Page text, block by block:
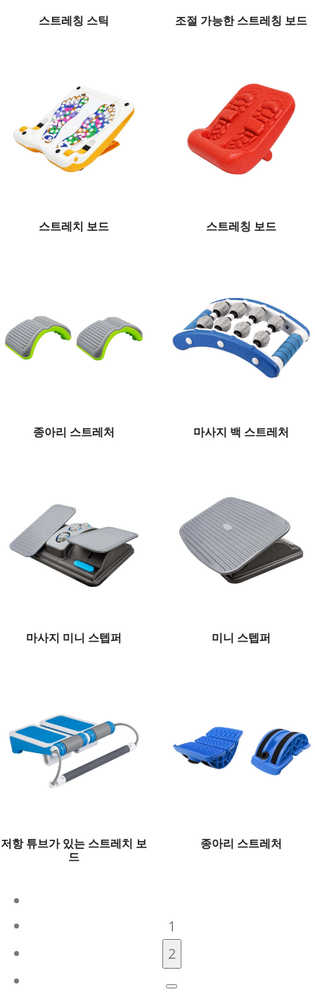
스트레칭 스틱 조절 가능한 스트레칭 보드
스트레치 보드 스트레칭 보드
종아리 스트레처 마사지 백 스트레처
마사지 미니 스텝퍼 미니 스텝퍼
저항 튜브가 있는 스트레치 보
드
종아리 스트레처
1
2